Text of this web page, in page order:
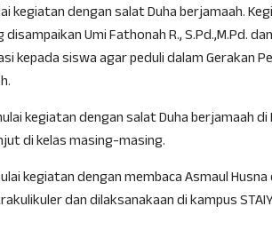
kegiatan dengan salat Duha berjamaah.
Umi Fathonah R., S.Pd.,M.Pd.
kepada siswa agar peduli dalam Gerakan
kegiatan dengan salat Duha berjamaah
di kelas masing-masing.
kegiatan dengan membaca Asmaul
dan dilaksanakaan di kampus